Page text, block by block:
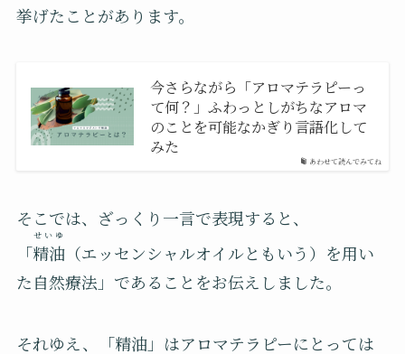
挙げたことがあります。
あわせて読んでみてね
今さらながら「アロマテラピーっ
て何？」ふわっとしがちなアロマ
のことを可能なかぎり言語化して
みた
そこでは、ざっくり一言で表現すると、
「精油
せいゆ
（エッセンシャルオイルともいう）を用い
た自然療法」であることをお伝えしました。
それゆえ、「精油」はアロマテラピーにとっては